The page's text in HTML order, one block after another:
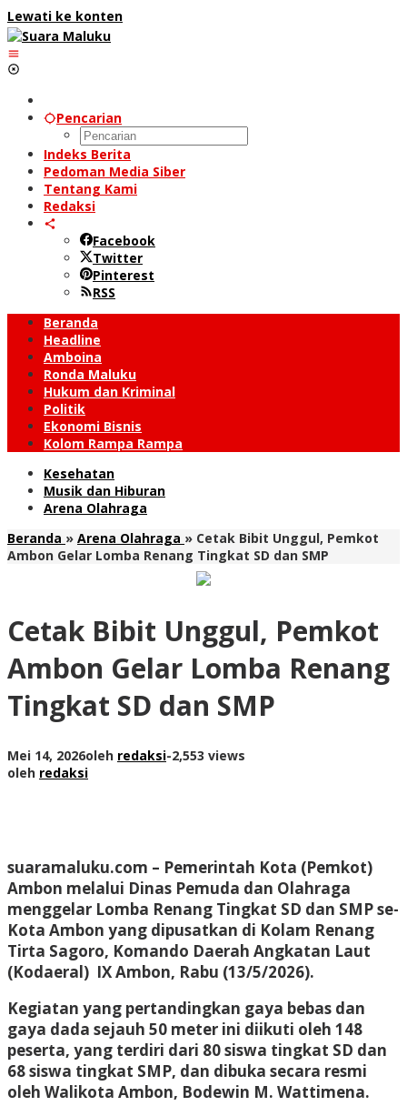
Lewati ke konten
Pencarian
Indeks Berita
Pedoman Media Siber
Tentang Kami
Redaksi
Facebook
Twitter
Pinterest
RSS
Beranda
Headline
Amboina
Ronda Maluku
Hukum dan Kriminal
Politik
Ekonomi Bisnis
Kolom Rampa Rampa
Kesehatan
Musik dan Hiburan
Arena Olahraga
Beranda » Arena Olahraga » Cetak Bibit Unggul, Pemkot
Ambon Gelar Lomba Renang Tingkat SD dan SMP
Cetak Bibit Unggul, Pemkot
Ambon Gelar Lomba Renang
Tingkat SD dan SMP
Mei 14, 2026oleh redaksi-2,553 views
oleh redaksi
suaramaluku.com – Pemerintah Kota (Pemkot)
Ambon melalui Dinas Pemuda dan Olahraga
menggelar Lomba Renang Tingkat SD dan SMP se-
Kota Ambon yang dipusatkan di Kolam Renang
Tirta Sagoro, Komando Daerah Angkatan Laut
(Kodaeral) IX Ambon, Rabu (13/5/2026).
Kegiatan yang pertandingkan gaya bebas dan
gaya dada sejauh 50 meter ini diikuti oleh 148
peserta, yang terdiri dari 80 siswa tingkat SD dan
68 siswa tingkat SMP, dan dibuka secara resmi
oleh Walikota Ambon, Bodewin M. Wattimena.